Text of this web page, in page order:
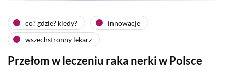
co? gdzie? kiedy?
innowacje
wszechstronny lekarz
Przełom w leczeniu raka nerki w Polsce